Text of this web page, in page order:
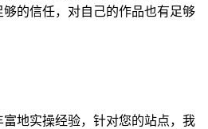
的信任，对自己的作品也有足够
地实操经验，针对您的站点，我